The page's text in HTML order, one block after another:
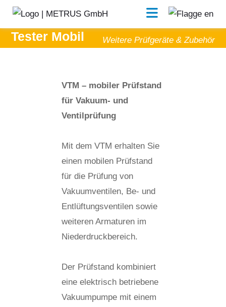
VTM -
Vakuum
Tester Mobil
Weitere Prüfgeräte & Zubehör
VTM – mobiler Prüfstand
für Vakuum- und
Ventilprüfung
Mit dem VTM erhalten Sie
einen mobilen Prüfstand
für die Prüfung von
Vakuumventilen, Be- und
Entlüftungsventilen sowie
weiteren Armaturen im
Niederdruckbereich.
Der Prüfstand kombiniert
eine elektrisch betriebene
Vakuumpumpe mit einem